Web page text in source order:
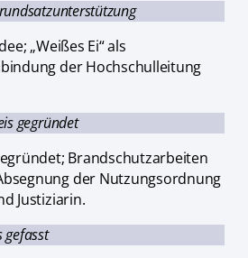
„Weißes Ei“ als
der Hochschulleitung
gegründet
Brandschutzarbeiten
der Nutzungsordnung
Justiziarin.
gefasst